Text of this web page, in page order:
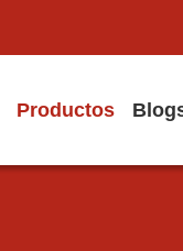
Productos